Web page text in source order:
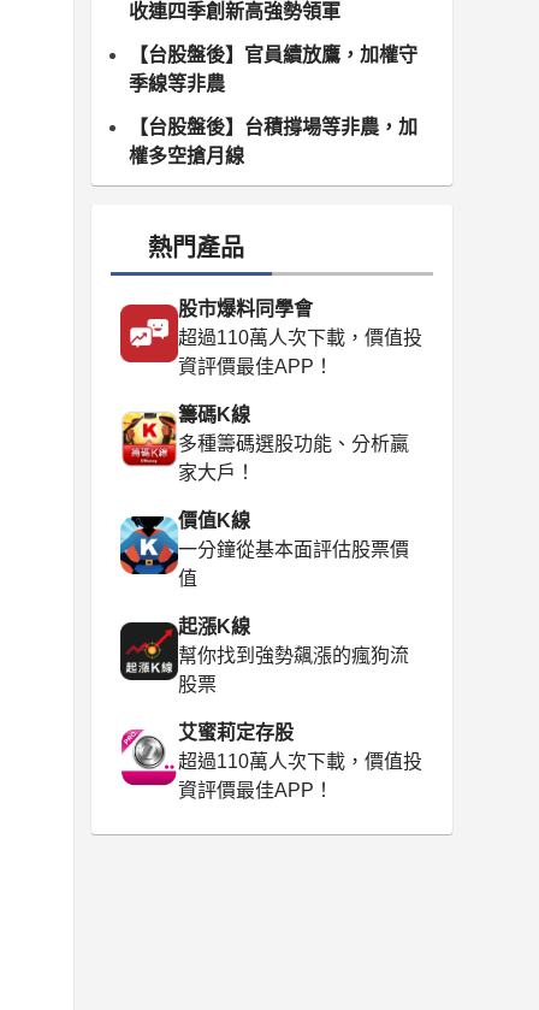
收連四季創新高強勢領軍
【台股盤後】官員續放鷹，加權守
季線等非農
【台股盤後】台積撐場等非農，加
權多空搶月線
熱門產品
股市爆料同學會
超過110萬人次下載，價值投
資評價最佳APP！
籌碼K線
多種籌碼選股功能、分析贏
家大戶！
價值K線
一分鐘從基本面評估股票價
值
起漲K線
幫你找到強勢飆漲的瘋狗流
股票
艾蜜莉定存股
超過110萬人次下載，價值投
資評價最佳APP！